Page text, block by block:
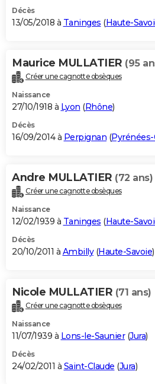
Décès
13/05/2018 à Taninges (Haute-
Maurice MULLATIER (95
Créer une cagnotte obsèques
Naissance
27/10/1918 à Lyon (Rhône)
Décès
16/09/2014 à Perpignan (
Andre MULLATIER (72 ans)
Créer une cagnotte obsèques
Naissance
12/02/1939 à Taninges (Haute-
Décès
20/10/2011 à Ambilly(Haute-Savoie)
Nicole MULLATIER (71 ans)
Créer une cagnotte obsèques
Naissance
11/07/1939 à Lons-le-Saunier(Jura)
Décès
24/02/2011 à Saint-Claude (Jura)